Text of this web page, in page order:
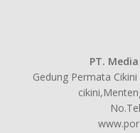
PT.
Gedung Permata